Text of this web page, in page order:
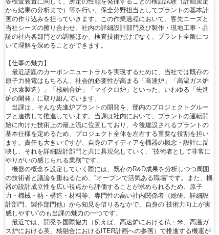
から結果の分析まで）等を行い、保全分野担当としてプラントの基本計
画の作り込みを担っていきます。この作業過程において、客先ニーズと
当社シーズの擦り合わせ、社内の詳細設計部門及び製作・現地工事・品
証の社内各部門との調整ほか、検査技術だけでなく、プラント全般につ
いて理解を深めることができます。
【仕事の魅力】
最近話題のカーボンニュートラルを実現するために、当社では既存の
原子力発電はもちろん、社会的必要性が高まる「高速炉」「高温ガス炉
（水素製造）」「核融合炉」「マイクロ炉」といった、いわゆる「先進
炉の開発」に取り組んでいます。
当課は、そんな先進炉プラントの開発を、部内のプロジェクトグルー
プと連携して推進しています。当課は社内において、プラントの運転開
始に向けた技術上の最上流に位置しており、今後建設されるプラントの
基本仕様を定めるため、プロジェクト全体を左右する重要な役割を担い
ます。責任も大きいですが、自身のアイディアを機器の概念・設計に反
映し、それを詳細設計部門と共に具現化していく、”技術者として非常に
やりがいの感じられる業務”です。
機器の概念を設定していく際には、既存のR&D成果を分析しつつ周囲
の技術者と議論を重ねるため、”オープンで活気ある職場”です。また、機
器の設計成立性を広い視点から評価することが求められるため、原子
力・機械・熱・構造・材料等、専門性の高い社内関係者（総研、詳細設
計部門、製作部門他）から知見を借りるなかで、自身の”技術力向上が実
感しやすい”のも当課の魅力の一つです。
最近では、開発を国際協力（例えば、高速炉における仏・米、高温ガ
ス炉における英、核融合におけるITER計画への参画）で推進する機運が